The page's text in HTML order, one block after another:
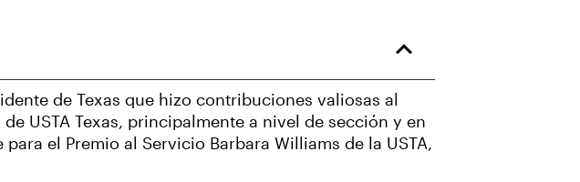
de Texas que hizo contribuciones valiosas al
USTA Texas, principalmente a nivel de sección y en
el Premio al Servicio Barbara Williams de la USTA,